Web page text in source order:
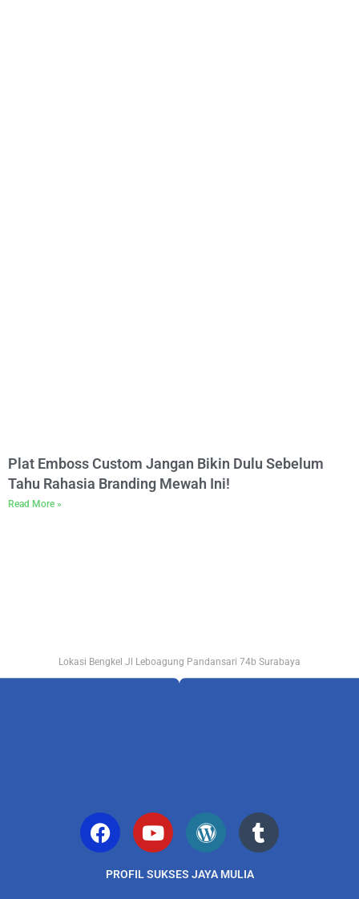
Plat Emboss Custom Jangan Bikin Dulu Sebelum
Tahu Rahasia Branding Mewah Ini!
Read More »
Lokasi Bengkel Jl Leboagung Pandansari 74b Surabaya
PROFIL SUKSES JAYA MULIA